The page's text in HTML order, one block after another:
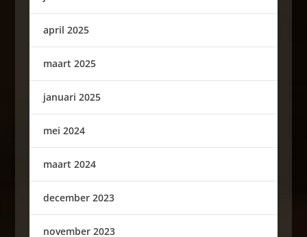
april 2025
maart 2025
januari 2025
mei 2024
maart 2024
december 2023
november 2023